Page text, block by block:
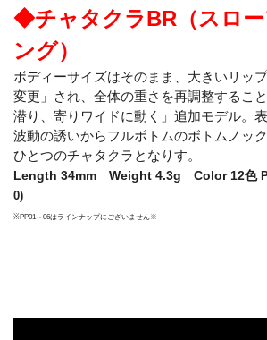
◆チャタクラBR（スロー
ング）
ボディーサイズはそのまま、大きいリッ
変更」され、全体の重さを再調整するこ
潜り、寄りワイドに動く」追加モデル。
波動の誘いからフルボトムのボトムノッ
ひとつのチャタクラとなりす。
Length 34mm Weight 4.3g Color 12色
0)
※PP01～06はラインナップにございません※